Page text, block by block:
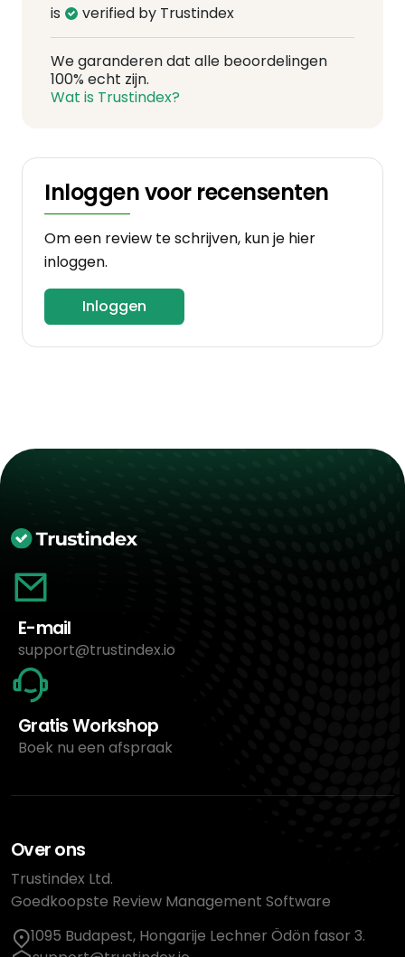
is verified by Trustindex
We garanderen dat alle beoordelingen
100% echt zijn.
Wat is Trustindex?
Inloggen voor recensenten
Om een review te schrijven, kun je hier
inloggen.
Inloggen
E-mail
support@trustindex.io
Gratis Workshop
Boek nu een afspraak
Over ons
Trustindex Ltd.
Goedkoopste Review Management Software
1095 Budapest, Hongarije Lechner Ödön fasor 3.